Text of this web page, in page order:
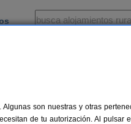
son nuestras y otras
de tu autorización. Al pulsar